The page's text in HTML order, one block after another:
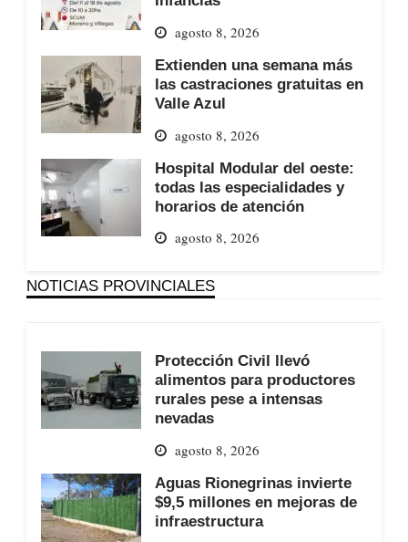
agosto 8, 2026
Extienden una semana más
las castraciones gratuitas en
Valle Azul
agosto 8, 2026
Hospital Modular del oeste:
todas las especialidades y
horarios de atención
agosto 8, 2026
NOTICIAS PROVINCIALES
Protección Civil llevó
alimentos para productores
rurales pese a intensas
nevadas
agosto 8, 2026
Aguas Rionegrinas invierte
$9,5 millones en mejoras de
infraestructura